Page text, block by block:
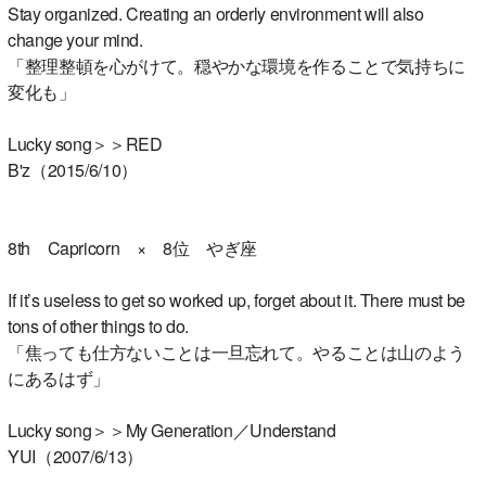
Stay organized. Creating an orderly environment will also
change your mind.
「整理整頓を心がけて。穏やかな環境を作ることで気持ちに
変化も」
Lucky song＞＞RED
B'z（2015/6/10）
8th Capricorn × 8位 やぎ座
If it’s useless to get so worked up, forget about it. There must be
tons of other things to do.
「焦っても仕方ないことは一旦忘れて。やることは山のよう
にあるはず」
Lucky song＞＞My Generation／Understand
YUI（2007/6/13）